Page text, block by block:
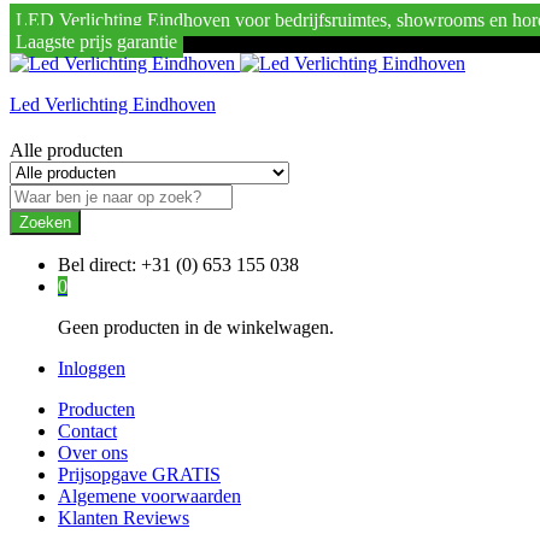
LED Verlichting Eindhoven voor bedrijfsruimtes, showrooms en
Laagste prijs garantie
Led Verlichting Eindhoven
Alle producten
Zoeken
Bel direct: +31 (0) 653 155 038
0
Geen producten in de winkelwagen.
Inloggen
Producten
Contact
Over ons
Prijsopgave GRATIS
Algemene voorwaarden
Klanten Reviews